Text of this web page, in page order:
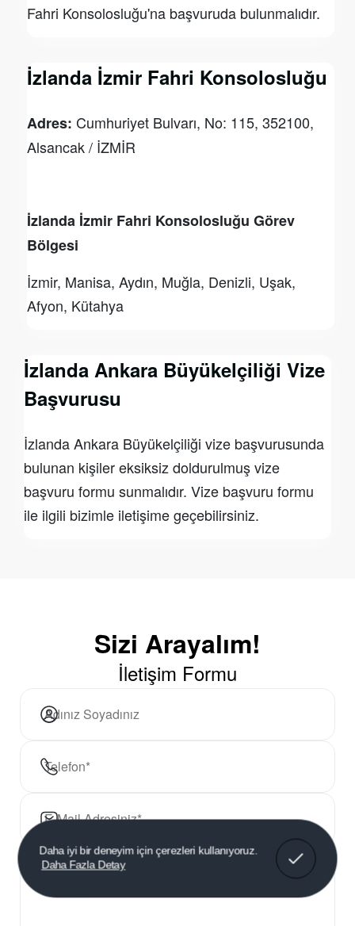
Daha iyi bir deneyim için çerezleri kullanıyoruz.
Daha Fazla Detay
Anladım!
Fahri Konsolosluğu'na başvuruda bulunmalıdır.
İzlanda İzmir Fahri Konsolosluğu
Adres: Cumhuriyet Bulvarı, No: 115, 352100,
Alsancak / İZMİR
İzlanda İzmir Fahri Konsolosluğu Görev
Bölgesi
İzmir, Manisa, Aydın, Muğla, Denizli, Uşak,
Afyon, Kütahya
İzlanda Ankara Büyükelçiliği Vize
Başvurusu
İzlanda Ankara Büyükelçiliği vize başvurusunda
bulunan kişiler eksiksiz doldurulmuş vize
başvuru formu sunmalıdır. Vize başvuru formu
ile ilgili bizimle iletişime geçebilirsiniz.
Sizi Arayalım!
İletişim Formu